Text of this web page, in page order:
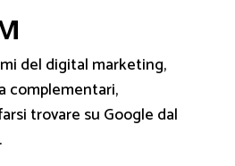
del digital marketing,
complementari,
trovare su Google dal